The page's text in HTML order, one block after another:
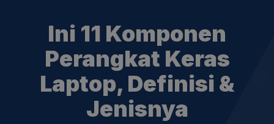
Ini 11 Komponen
Perangkat Keras
Laptop, Definisi &
Jenisnya